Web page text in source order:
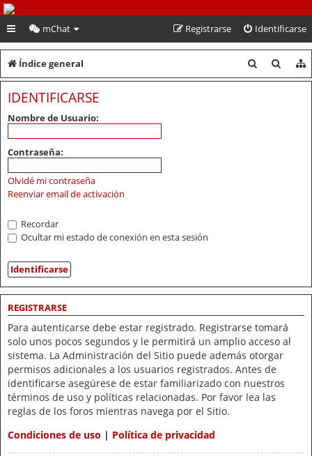
PeruVoley.com
mChat Identificarse
Registrarse
Índice general
u
u
IDENTIFICARSE
Nombre de Usuario:
Contraseña:
Olvidé mi contraseña
Reenviar email de activación
Recordar
Ocultar mi estado de conexión en esta sesión
REGISTRARSE
Para autenticarse debe estar registrado. Registrarse tomará
solo unos pocos segundos y le permitirá un amplio acceso al
sistema. La Administración del Sitio puede además otorgar
permisos adicionales a los usuarios registrados. Antes de
identificarse asegúrese de estar familiarizado con nuestros
términos de uso y políticas relacionadas. Por favor lea las
reglas de los foros mientras navega por el Sitio.
Condiciones de uso | Política de privacidad